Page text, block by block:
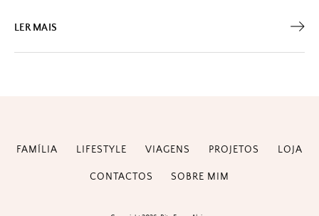
LER MAIS
FAMÍLIA LIFESTYLE VIAGENS PROJETOS LOJA
CONTACTOS SOBRE MIM